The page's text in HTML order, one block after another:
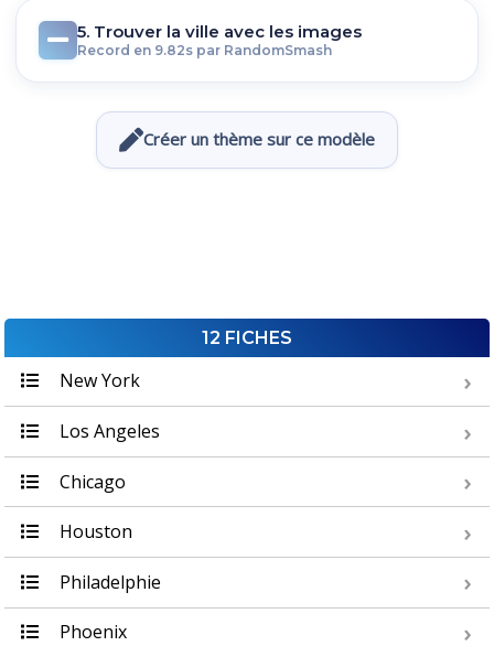
5. Trouver la ville avec les images
Record en 9.82s par RandomSmash
Créer un thème sur ce modèle
12 FICHES
New York
Los Angeles
Chicago
Houston
Philadelphie
Phoenix